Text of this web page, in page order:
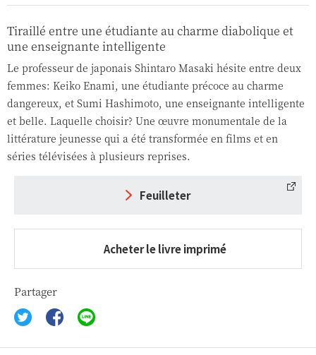
Tiraillé entre une étudiante au charme diabolique et
une enseignante intelligente
Le professeur de japonais Shintaro Masaki hésite entre deux
femmes: Keiko Enami, une étudiante précoce au charme
dangereux, et Sumi Hashimoto, une enseignante intelligente
et belle. Laquelle choisir? Une œuvre monumentale de la
littérature jeunesse qui a été transformée en films et en
séries télévisées à plusieurs reprises.
Feuilleter
Acheter le livre imprimé
Partager